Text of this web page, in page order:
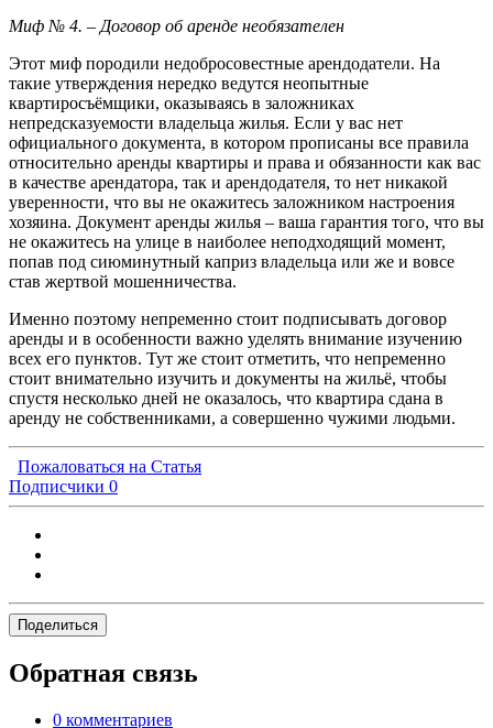
Миф № 4. – Договор об аренде необязателен
Этот миф породили недобросовестные арендодатели. На
такие утверждения нередко ведутся неопытные
квартиросъёмщики, оказываясь в заложниках
непредсказуемости владельца жилья. Если у вас нет
официального документа, в котором прописаны все правила
относительно аренды квартиры и права и обязанности как вас
в качестве арендатора, так и арендодателя, то нет никакой
уверенности, что вы не окажитесь заложником настроения
хозяина. Документ аренды жилья – ваша гарантия того, что вы
не окажитесь на улице в наиболее неподходящий момент,
попав под сиюминутный каприз владельца или же и вовсе
став жертвой мошенничества.
Именно поэтому непременно стоит подписывать договор
аренды и в особенности важно уделять внимание изучению
всех его пунктов. Тут же стоит отметить, что непременно
стоит внимательно изучить и документы на жильё, чтобы
спустя несколько дней не оказалось, что квартира сдана в
аренду не собственниками, а совершенно чужими людьми.
Пожаловаться на Статья
Подписчики 0
Поделиться
Обратная связь
0 комментариев